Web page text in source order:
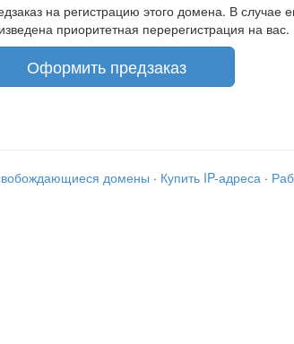
на регистрацию этого домена. В случае
приоритетная перерегистрация на вас.
Оформить предзаказ
домены · Купить IP-адреса ·